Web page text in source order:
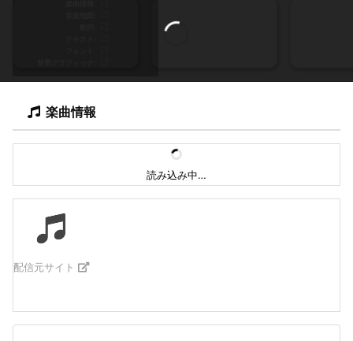
楽曲情報
読み込み中…
配信元サイト